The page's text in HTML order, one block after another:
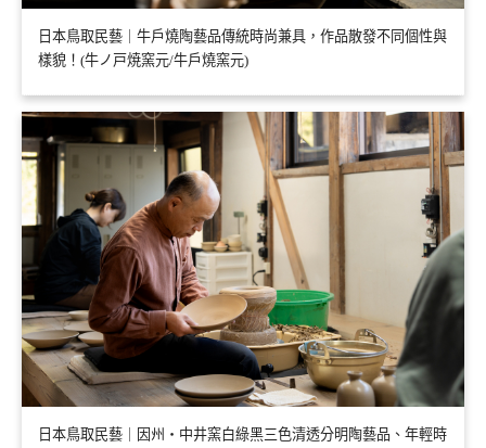
日本鳥取民藝｜牛戶燒陶藝品傳統時尚兼具，作品散發不同個性與
樣貌！(牛ノ戸焼窯元/牛戶燒窯元)
日本鳥取民藝｜因州・中井窯白綠黑三色清透分明陶藝品、年輕時